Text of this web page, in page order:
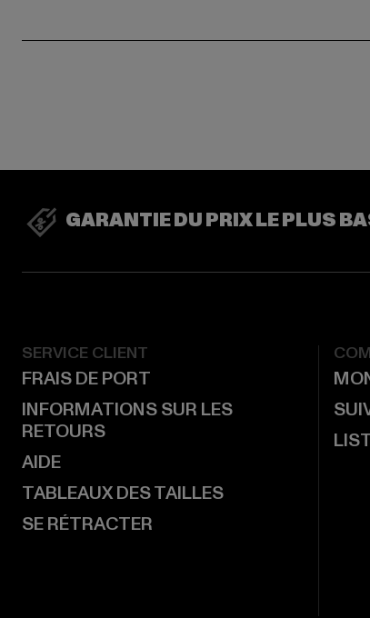
GARANTIE DU PRIX LE PLUS
SERVICE CLIENT
FRAIS DE PORT
INFORMATIONS SUR LES
RETOURS
AIDE
TABLEAUX DES TAILLES
SE RÉTRACTER